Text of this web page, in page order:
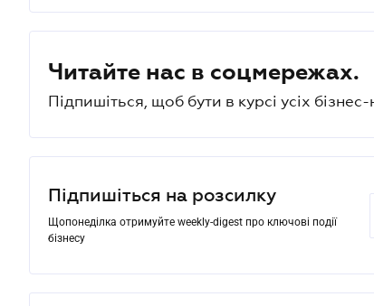
Читайте нас в соцмережах.
Підпишіться, щоб бути в курсі усіх
Підпишіться на розсилку
Щопонеділка отримуйте weekly-digest про ключові події
бізнесу